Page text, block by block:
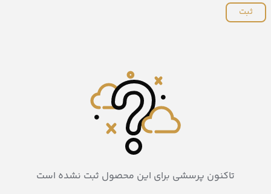
ثبت
تاکنون پرسشی برای این محصول ثبت نشده است